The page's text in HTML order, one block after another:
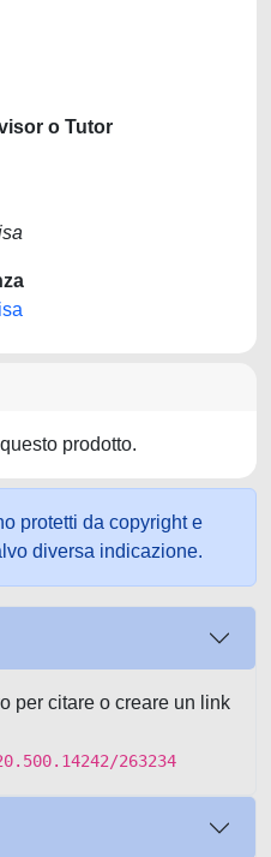
o Tutor
prodotto.
protetti da copyright e
diversa indicazione.
per citare o creare un link
263234